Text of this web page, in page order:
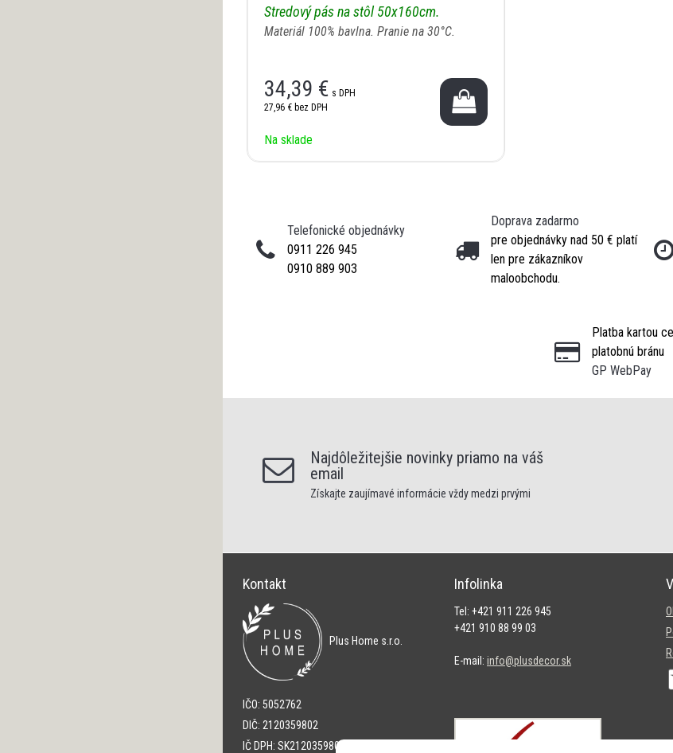
Stredový pás na stôl 50x160cm.
Materiál 100% bavlna. Pranie na 30°C.
34,39 € s DPH
27,96 € bez DPH
Na sklade
Telefonické objednávky
0911 226 945
0910 889 903
Doprava zadarmo
pre objednávky nad 50 € platí
len pre zákazníkov
maloobchodu.
Platba kartou
platobnú bránu
GP WebPay
Najdôležitejšie novinky priamo na váš
email
Získajte zaujímavé informácie vždy medzi prvými
Kontakt
Plus Home s.r.o.
IČO: 5052762
DIČ: 2120359802
IČ DPH: SK2120359802
Infolinka
Tel: +421 911 226 945
+421 910 88 99 03
E-mail: info@plusdecor.sk